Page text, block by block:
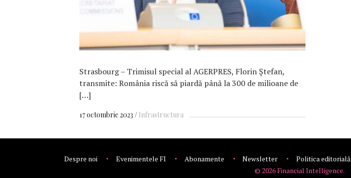
Strasbourg – Trimisul special al AGERPRES, Florin Ştefan,
transmite: România riscă să piardă până la 300 de milioane de
[…]
17 octombrie 2023 Infrastructura
Despre noi Evenimentele FI Abonamente Newsletter Politica editorială
© 2026 Financial Intelligence.